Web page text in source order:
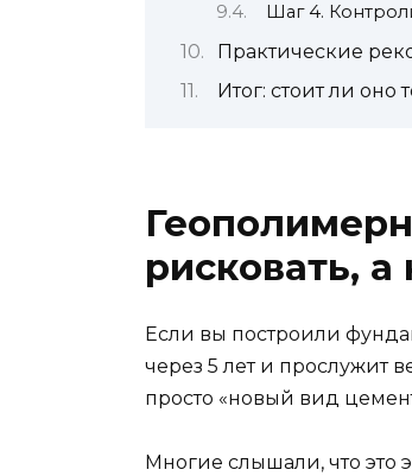
Шаг 4.
Практические
Итог: стоит ли оно
рисковать,
Если вы построили
через 5 лет и прослужит
просто «новый вид
Многие слышали, что это